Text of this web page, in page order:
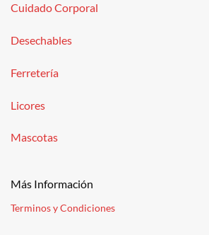
Cuidado Corporal
Desechables
Ferretería
Licores
Mascotas
Más Información
Terminos y Condiciones